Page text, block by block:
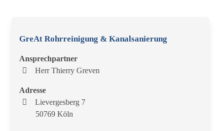
GreAt Rohrreinigung & Kanalsanierung
Ansprechpartner
Herr Thierry Greven
Adresse
Lievergesberg 7
50769 Köln